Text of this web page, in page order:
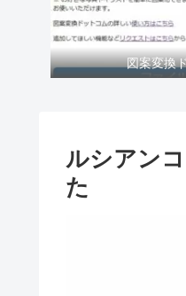
図案変換
ルシアン
た